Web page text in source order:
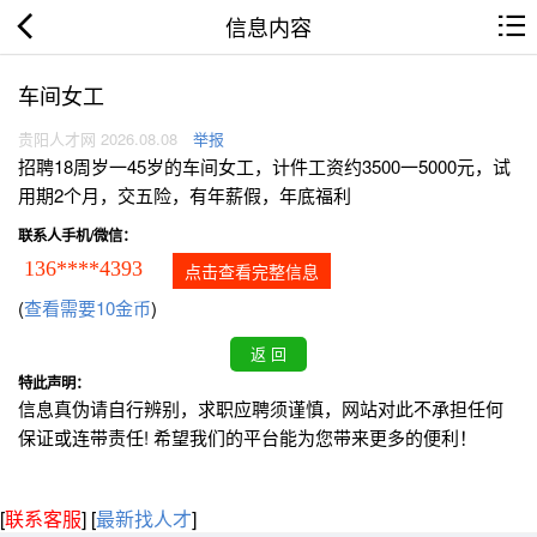
信息内容
车间女工
贵阳人才网 2026.08.08 举报
招聘18周岁一45岁的车间女工，计件工资约3500一5000元，试
用期2个月，交五险，有年薪假，年底福利
联系人手机/微信：
136****4393 点击查看完整信息
(查看需要10金币)
特此声明：
信息真伪请自行辨别，求职应聘须谨慎，网站对此不承担任何
保证或连带责任! 希望我们的平台能为您带来更多的便利！
[联系客服] [最新找人才]